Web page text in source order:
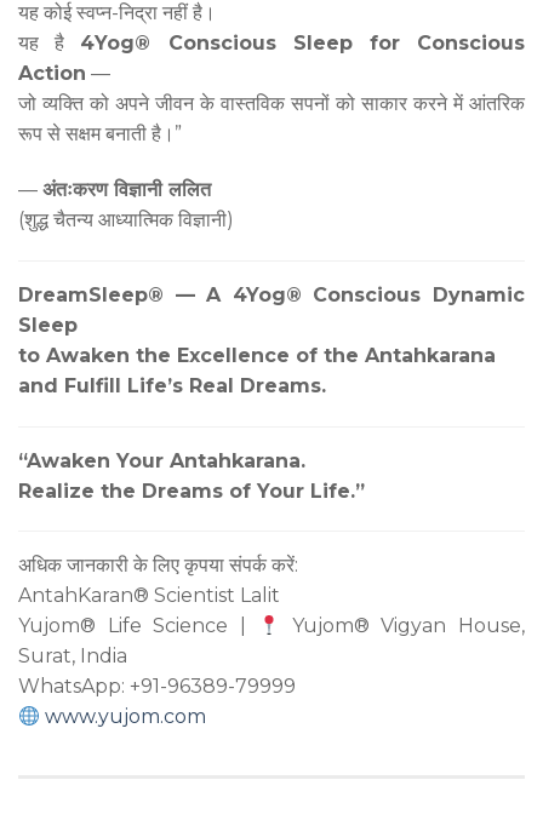
यह कोई स्वप्न-निद्रा नहीं है।
यह है 4Yog® Conscious Sleep for Conscious
Action —
जो व्यक्ति को अपने जीवन के वास्तविक सपनों को साकार करने में आंतरिक
रूप से सक्षम बनाती है।”
— अंतःकरण विज्ञानी ललित
(शुद्ध चैतन्य आध्यात्मिक विज्ञानी)
DreamSleep® — A 4Yog® Conscious Dynamic
Sleep
to Awaken the Excellence of the Antahkarana
and Fulfill Life’s Real Dreams.
“Awaken Your Antahkarana.
Realize the Dreams of Your Life.”
अधिक जानकारी के लिए कृपया संपर्क करें:
AntahKaran® Scientist Lalit
Yujom® Life Science |
Yujom® Vigyan House,
Surat, India
WhatsApp: +91-96389-79999
www.yujom.com